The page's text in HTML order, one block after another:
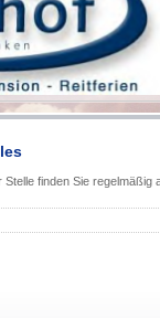
Stelle finden Sie regelmäßig